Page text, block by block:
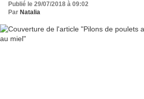
Publié le 29/07/2018 à 09:02
Par Natalia